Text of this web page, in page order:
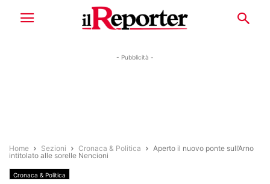
- Pubblicità -
Home Sezioni Cronaca & Politica
Aperto il nuovo ponte sull’Arno
intitolato alle sorelle Nencioni
Cronaca & Politica